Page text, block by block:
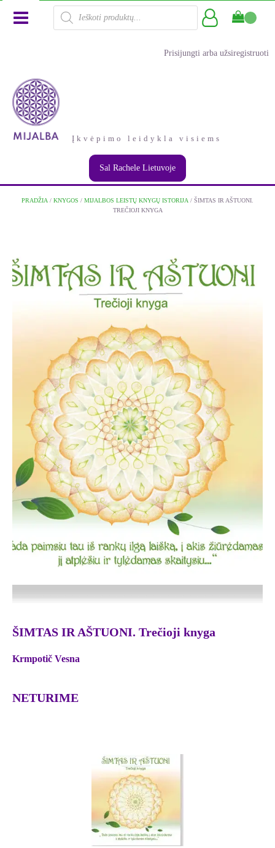
Products
search
Prisijungti arba užsiregistruoti
Įkvėpimo leidykla visiems
Sal Rachele Lietuvoje
PRADŽIA / KNYGOS / MIJALBOS LEISTŲ KNYGŲ ISTORIJA / ŠIMTAS IR AŠTUONI.
TREČIOJI KNYGA
ŠIMTAS IR AŠTUONI. Trečioji knyga
Krmpotič Vesna
NETURIME